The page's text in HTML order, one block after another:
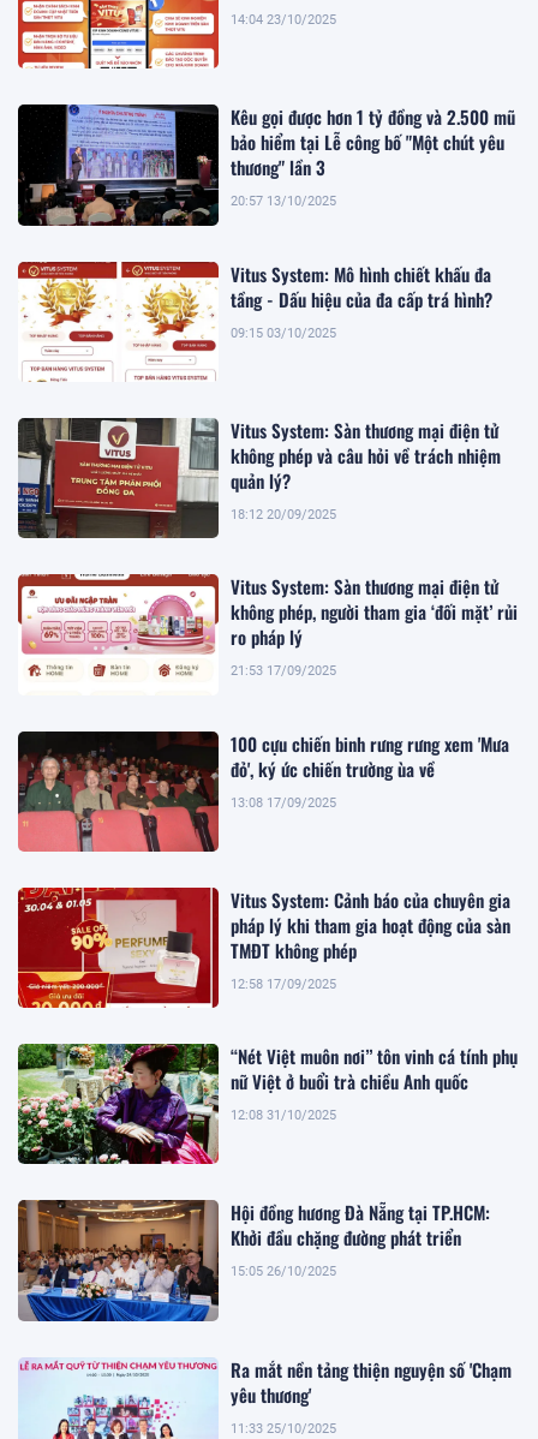
14:04 23/10/2025
Kêu gọi được hơn 1 tỷ đồng và 2.500 mũ
bảo hiểm tại Lễ công bố "Một chút yêu
thương" lần 3
20:57 13/10/2025
Vitus System: Mô hình chiết khấu đa
tầng - Dấu hiệu của đa cấp trá hình?
09:15 03/10/2025
Vitus System: Sàn thương mại điện tử
không phép và câu hỏi về trách nhiệm
quản lý?
18:12 20/09/2025
Vitus System: Sàn thương mại điện tử
không phép, người tham gia ‘đối mặt’ rủi
ro pháp lý
21:53 17/09/2025
100 cựu chiến binh rưng rưng xem 'Mưa
đỏ', ký ức chiến trường ùa về
13:08 17/09/2025
Vitus System: Cảnh báo của chuyên gia
pháp lý khi tham gia hoạt động của sàn
TMĐT không phép
12:58 17/09/2025
“Nét Việt muôn nơi” tôn vinh cá tính phụ
nữ Việt ở buổi trà chiều Anh quốc
12:08 31/10/2025
Hội đồng hương Đà Nẵng tại TP.HCM:
Khởi đầu chặng đường phát triển
15:05 26/10/2025
Ra mắt nền tảng thiện nguyện số 'Chạm
yêu thương'
11:33 25/10/2025